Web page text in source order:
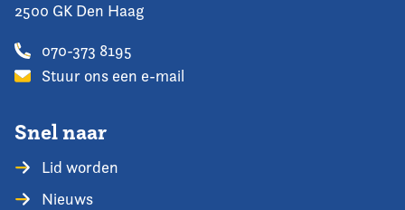
2500 GK Den Haag
070-373 8195
Stuur ons een e-mail
Snel naar
Lid worden
Nieuws